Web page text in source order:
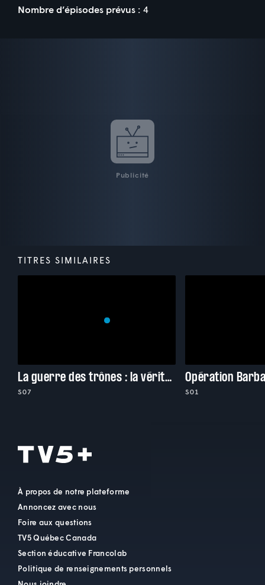
Nombre d’épisodes prévus : 4
Publicité
TITRES SIMILAIRES
La guerre des trônes : la véritable histoire de l'Europe
S07 S01
À propos de notre plateforme
Annoncez avec nous
Foire aux questions
TV5 Québec Canada
Section éducative Francolab
Politique de renseignements personnels